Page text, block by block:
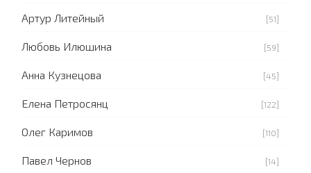
Артур Литейный [51]
Любовь Илюшина [59]
Анна Кузнецова [45]
Елена Петросянц [122]
Олег Каримов [110]
Павел Чернов [14]